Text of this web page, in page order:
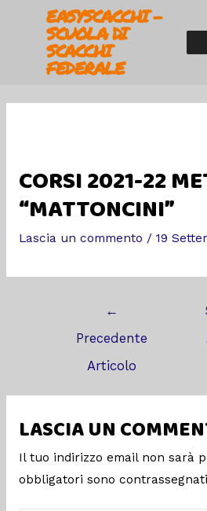
EASYSCACCHI -
SCUOLA DI
SCACCHI
FEDERALE
CORSI 2021-22
“MATTONCINI”
Lascia un commento / 19
←
Precedente
Articolo
LASCIA UN
Il tuo indirizzo email non sarà
obbligatori sono contrassegnati